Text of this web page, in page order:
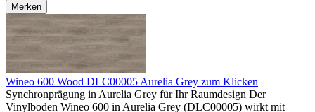
Merken
Wineo 600 Wood DLC00005 Aurelia Grey zum Klicken
Synchronprägung in Aurelia Grey für Ihr Raumdesign Der
Vinylboden Wineo 600 in Aurelia Grey (DLC00005) wirkt mit